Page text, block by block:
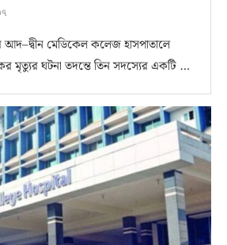
আদ–দ্বীন মেডিকেল কলেজ হাসপাতালে
মৃত্যুর ঘটনা তদন্তে তিন সদস্যের একটি …